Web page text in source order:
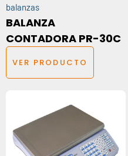
balanzas
BALANZA
CONTADORA PR-30C
VER PRODUCTO